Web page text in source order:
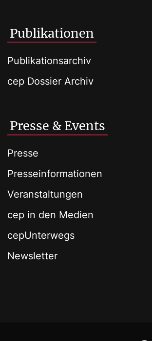
Publikationen
Publikationsarchiv
cep Dossier Archiv
Presse & Events
Presse
Presseinformationen
Veranstaltungen
cep in den Medien
cepUnterwegs
Newsletter